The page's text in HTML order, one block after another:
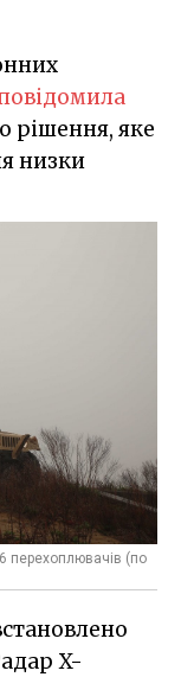
рішення, яке
низки
перехоплювачів (по
X-